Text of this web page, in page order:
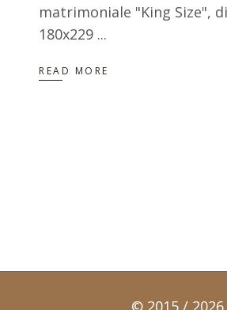
matrimoniale "King Size",
180x229
READ MORE